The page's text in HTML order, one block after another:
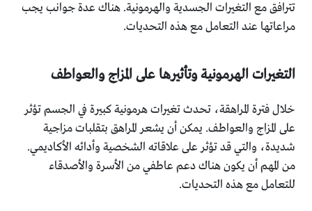
تترافق مع التغيرات الجسدية والهرمونية. هناك عدة جوانب يجب
مراعاتها عند التعامل مع هذه التحديات.
التغيرات الهرمونية وتأثيرها على المزاج والعواطف
خلال فترة المراهقة، تحدث تغيرات هرمونية كبيرة في الجسم تؤثر
على المزاج والعواطف. يمكن أن يشعر المراهق بتقلبات مزاجية
شديدة، والتي قد تؤثر على علاقاته الشخصية وأدائه الأكاديمي.
من المهم أن يكون هناك دعم عاطفي من الأسرة والأصدقاء
للتعامل مع هذه التحديات.